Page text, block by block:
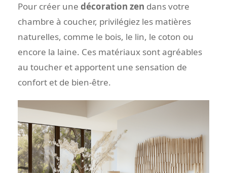
Pour créer une décoration zen dans votre
chambre à coucher, privilégiez les matières
naturelles, comme le bois, le lin, le coton ou
encore la laine. Ces matériaux sont agréables
au toucher et apportent une sensation de
confort et de bien-être.